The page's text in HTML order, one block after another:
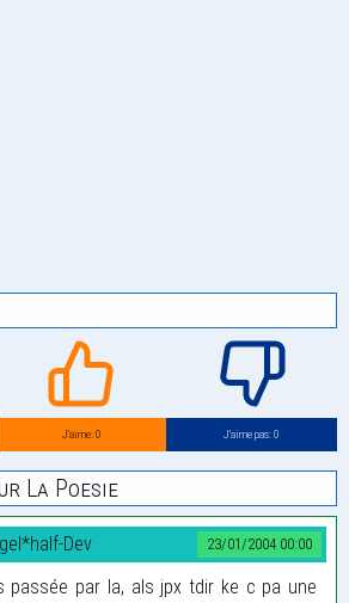
J’aime: 0 J’aime pas: 0
La Poesie
23/01/2004 00:00
Dev
passée par la, als jpx tdir ke c pa une